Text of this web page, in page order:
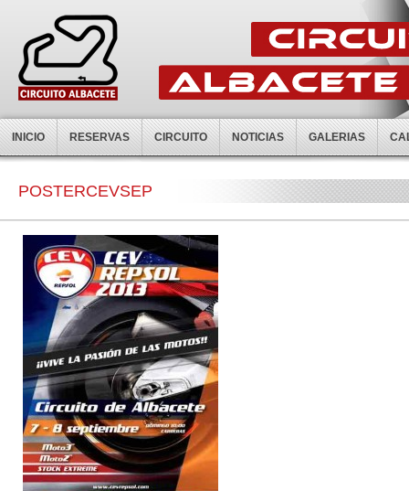
INICIO RESERVAS CIRCUITO NOTICIAS GALERIAS
POSTERCEVSEP